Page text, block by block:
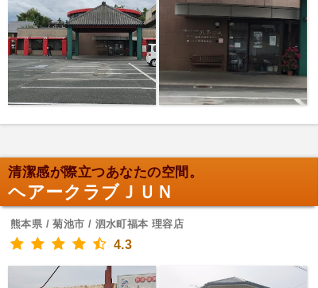
清潔感が際立つあなたの空間。
ヘアークラブＪＵＮ
熊本県 / 菊池市 / 泗水町福本 理容店
4.3